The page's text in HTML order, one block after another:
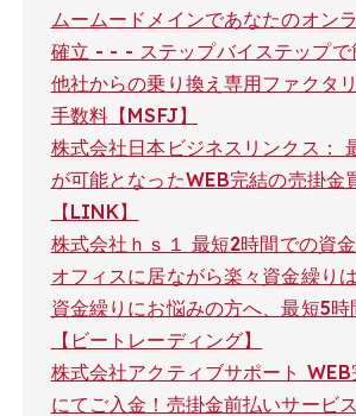
ムームードメインであなたのオン
確立 - - - ステップバイステップで
他社からの乗り換え専用ファクタ
手数料【MSFJ】
株式会社日本ビジネスリンクス：
が可能となったWEB完結の売掛金
【LINK】
株式会社ｈｓ１ 最短2時間での資
オフィスに居ながら楽々資金繰り
資金繰りにお悩みの方へ、最短5時
【ビートレーディング】
株式会社アクティブサポート
にてご入金！売掛金前払いサービ